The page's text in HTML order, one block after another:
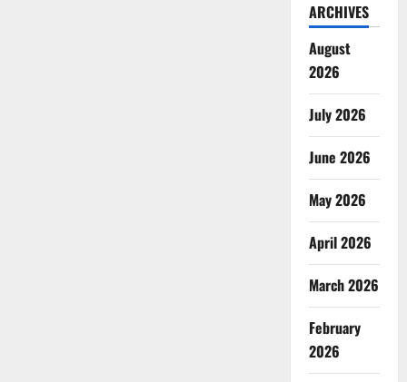
ARCHIVES
August
2026
July 2026
June 2026
May 2026
April 2026
March 2026
February
2026